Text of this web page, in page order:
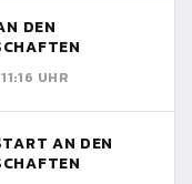
DEN
UHR
AN DEN